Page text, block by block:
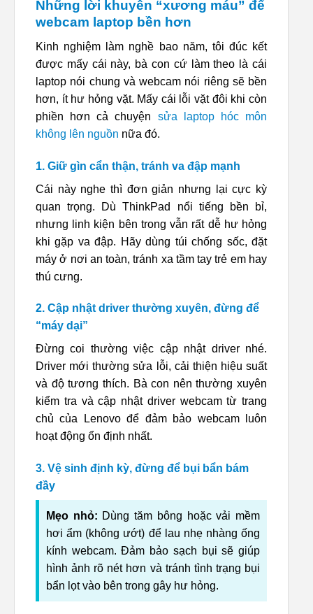
Những lời khuyên “xương máu” để
webcam laptop bền hơn
Kinh nghiệm làm nghề bao năm, tôi đúc kết
được mấy cái này, bà con cứ làm theo là cái
laptop nói chung và webcam nói riêng sẽ bền
hơn, ít hư hỏng vặt. Mấy cái lỗi vặt đôi khi còn
phiền hơn cả chuyện sửa laptop hóc môn
không lên nguồn nữa đó.
1. Giữ gìn cẩn thận, tránh va đập mạnh
Cái này nghe thì đơn giản nhưng lại cực kỳ
quan trọng. Dù ThinkPad nổi tiếng bền bỉ,
nhưng linh kiện bên trong vẫn rất dễ hư hỏng
khi gặp va đập. Hãy dùng túi chống sốc, đặt
máy ở nơi an toàn, tránh xa tầm tay trẻ em hay
thú cưng.
2. Cập nhật driver thường xuyên, đừng để
“máy dại”
Đừng coi thường việc cập nhật driver nhé.
Driver mới thường sửa lỗi, cải thiện hiệu suất
và độ tương thích. Bà con nên thường xuyên
kiểm tra và cập nhật driver webcam từ trang
chủ của Lenovo để đảm bảo webcam luôn
hoạt động ổn định nhất.
3. Vệ sinh định kỳ, đừng để bụi bẩn bám
đầy
Mẹo nhỏ: Dùng tăm bông hoặc vải mềm
hơi ẩm (không ướt) để lau nhẹ nhàng ống
kính webcam. Đảm bảo sạch bụi sẽ giúp
hình ảnh rõ nét hơn và tránh tình trạng bụi
bẩn lọt vào bên trong gây hư hỏng.